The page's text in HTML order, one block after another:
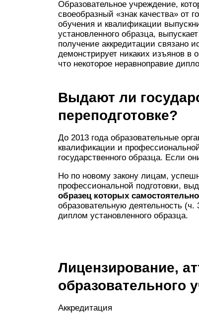
Образовательное учреждение,
своеобразный «знак качества» от
обучения и квалификации
установленного образца,
получение аккредитации связано
демонстрирует никаких изъянов в
что некоторое неравноправие
Выдают ли
переподготовке?
До 2013 года образовательные
квалификации и
государственного образца. Если
Но по новому закону лицам,
профессиональной подготовки,
образец которых
образовательную деятельность
диплом установленного образца.
Лицензирование,
образовательного
Аккредитация